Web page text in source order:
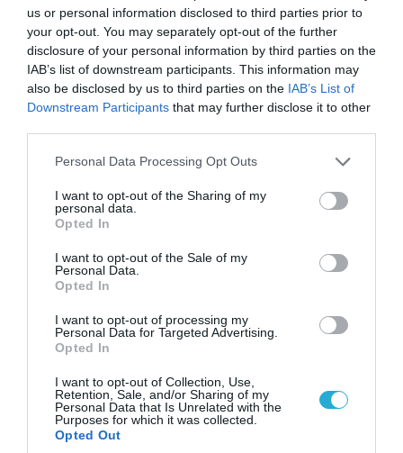
us or personal information disclosed to third parties prior to
your opt-out. You may separately opt-out of the further
disclosure of your personal information by third parties on the
IAB’s list of downstream participants. This information may
also be disclosed by us to third parties on the IAB’s List of
Downstream Participants that may further disclose it to other
Please note that this website/app uses one or more Google
not limited to your visit or usage behaviour. You may click to
grant or deny consent to Google and its third-party tags to
use your data for below specified purposes in below Google
consent section.
Personal Data Processing Opt Outs
I want to opt-out of the Sharing of my
personal data.
Opted In
I want to opt-out of the Sale of my
Personal Data.
Opted In
I want to opt-out of processing my
Personal Data for Targeted Advertising.
Opted In
I want to opt-out of Collection, Use,
Retention, Sale, and/or Sharing of my
Personal Data that Is Unrelated with the
Purposes for which it was collected.
Opted Out
08.09.2019 | 13:10
Φωτιά ξέσπασε στο Γύθειο!
Σε εξέλιξη βρίσκεται από σήμερα το μεσημέρι (8/9)
καίει πουρνάρια και χαμηλή βλάστηση. Επί τόπου
επιχειρούν 8 οχήματα με 16 πυροσβέστες και 6
άτομα πεζοπόρο ενώ από αέρος συμβάλλουν το έργο
της πυρόσβεσης 3 πετζετέλ από Καλαμάτα. Σύμφωνα